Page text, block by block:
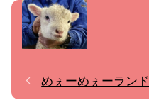
めぇーめぇーランド